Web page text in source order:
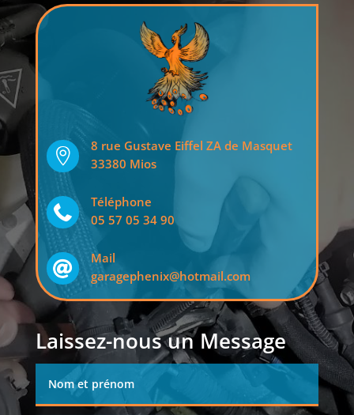

8 rue Gustave Eiffel ZA de Masquet
33380 Mios

Téléphone
05 57 05 34 90

Mail
garagephenix@hotmail.com
Laissez-nous un Message